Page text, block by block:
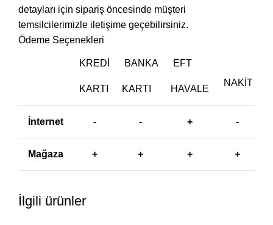
detayları için sipariş öncesinde müşteri
temsilcilerimizle iletişime geçebilirsiniz.
Ödeme Seçenekleri
KREDI
KARTI
BANKA
KARTI
EFT
HAVALE
NAKIT
İnternet - - + -
Mağaza + + + +
İlgili ürünler